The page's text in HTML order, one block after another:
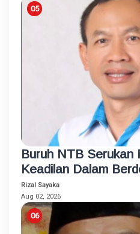
Buruh NTB Serukan
Keadilan Dalam
Rizal Sayaka
Aug 02, 2026